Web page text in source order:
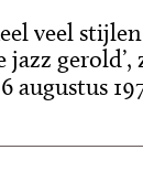
veel
jazz
augustus